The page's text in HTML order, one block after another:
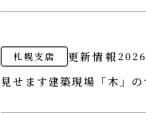
札幌支店 更新情報
見せます建築現場「木」